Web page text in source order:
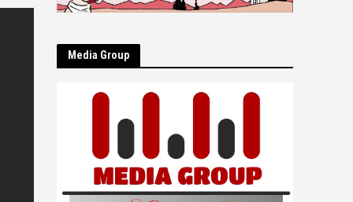
Μedia Group